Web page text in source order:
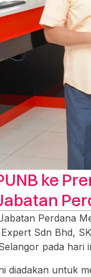
ke
Perdana
Sdn Bhd,
pada hari
diadakan untuk